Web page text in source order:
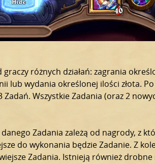
graczy różnych działań: zagrania
lub wydania określonej ilości złota.
Zadań. Wszystkie Zadania (oraz 2
Zadania zależą od nagrody, z
do wykonania będzie Zadanie. Z
Zadania. Istnieją również